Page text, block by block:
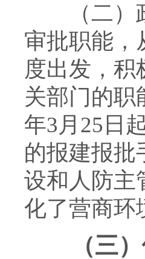
（二）政
审批职能，
度出发，积
关部门的职
年3月25日
的报建报批
设和人防主
化了营商环
（三）